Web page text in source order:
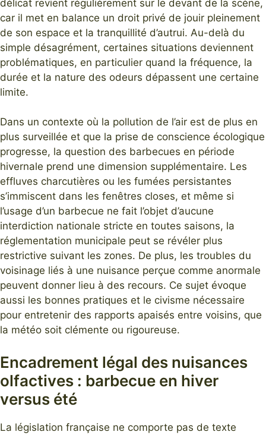
délicat revient régulièrement sur le devant de la scène,
car il met en balance un droit privé de jouir pleinement
de son espace et la tranquillité d’autrui. Au-delà du
simple désagrément, certaines situations deviennent
problématiques, en particulier quand la fréquence, la
durée et la nature des odeurs dépassent une certaine
limite.
Dans un contexte où la pollution de l’air est de plus en
plus surveillée et que la prise de conscience écologique
progresse, la question des barbecues en période
hivernale prend une dimension supplémentaire. Les
effluves charcutières ou les fumées persistantes
s’immiscent dans les fenêtres closes, et même si
l’usage d’un barbecue ne fait l’objet d’aucune
interdiction nationale stricte en toutes saisons, la
réglementation municipale peut se révéler plus
restrictive suivant les zones. De plus, les troubles du
voisinage liés à une nuisance perçue comme anormale
peuvent donner lieu à des recours. Ce sujet évoque
aussi les bonnes pratiques et le civisme nécessaire
pour entretenir des rapports apaisés entre voisins, que
la météo soit clémente ou rigoureuse.
Encadrement légal des nuisances
olfactives : barbecue en hiver
versus été
La législation française ne comporte pas de texte